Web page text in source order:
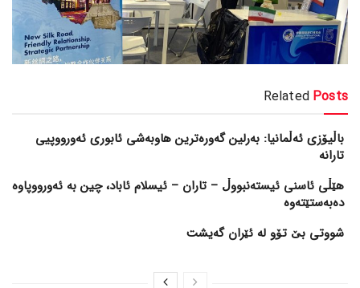
Related Posts
باڵیۆزی ئەڵمانیا: بەرلین گەورەترین هاوبەشی ئابوری ئەورووپیی
تارانە
هێڵی ئاسنی ئیستەنبووڵ – تاران – ئیسلام ئاباد، چین بە ئەورووپاوە
دەبەستێتەوە
شووتی بێ تۆو لە ئێران گەیشت